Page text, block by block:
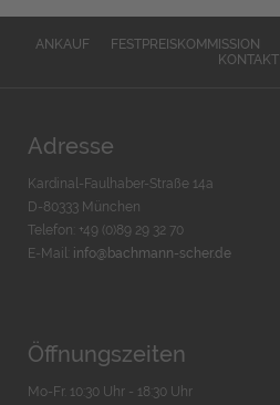
ANKAUF FESTPREISKOMMISSION
KONTAKT
Adresse
Kardinal-Faulhaber-Straße 14a
D-80333 München
Telefon: +49 (0)89 29 32 70
E-Mail: info@bachmann-scher.de
Öffnungszeiten
Mo-Fr. 10:30 Uhr - 18:30 Uhr